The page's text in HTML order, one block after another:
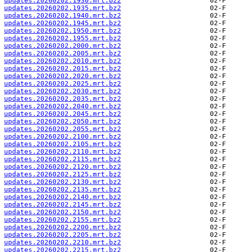
updates.20260202.1935.mrt.bz2
updates.20260202.1940.mrt.bz2
updates.20260202.1945.mrt.bz2
updates.20260202.1950.mrt.bz2
updates.20260202.1955.mrt.bz2
updates.20260202.2000.mrt.bz2
updates.20260202.2005.mrt.bz2
updates.20260202.2010.mrt.bz2
updates.20260202.2015.mrt.bz2
updates.20260202.2020.mrt.bz2
updates.20260202.2025.mrt.bz2
updates.20260202.2030.mrt.bz2
updates.20260202.2035.mrt.bz2
updates.20260202.2040.mrt.bz2
updates.20260202.2045.mrt.bz2
updates.20260202.2050.mrt.bz2
updates.20260202.2055.mrt.bz2
updates.20260202.2100.mrt.bz2
updates.20260202.2105.mrt.bz2
updates.20260202.2110.mrt.bz2
updates.20260202.2115.mrt.bz2
updates.20260202.2120.mrt.bz2
updates.20260202.2125.mrt.bz2
updates.20260202.2130.mrt.bz2
updates.20260202.2135.mrt.bz2
updates.20260202.2140.mrt.bz2
updates.20260202.2145.mrt.bz2
updates.20260202.2150.mrt.bz2
updates.20260202.2155.mrt.bz2
updates.20260202.2200.mrt.bz2
updates.20260202.2205.mrt.bz2
updates.20260202.2210.mrt.bz2
updates.20260202.2215.mrt.bz2